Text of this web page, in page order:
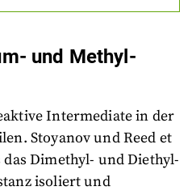
und Methyl-
Intermediate in der
Stoyanov und Reed et
Dimethyl- und Diethyl-
isoliert und